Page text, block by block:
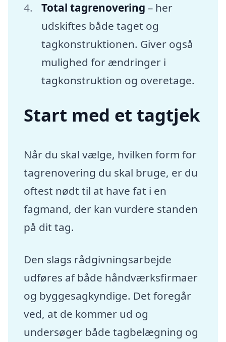
Total tagrenovering – her
udskiftes både taget og
tagkonstruktionen. Giver også
mulighed for ændringer i
tagkonstruktion og overetage.
Start med et tagtjek
Når du skal vælge, hvilken form for
tagrenovering du skal bruge, er du
oftest nødt til at have fat i en
fagmand, der kan vurdere standen
på dit tag.
Den slags rådgivningsarbejde
udføres af både håndværksfirmaer
og byggesagkyndige. Det foregår
ved, at de kommer ud og
undersøger både tagbelægning og